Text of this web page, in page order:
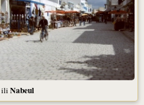
ili Nabeul